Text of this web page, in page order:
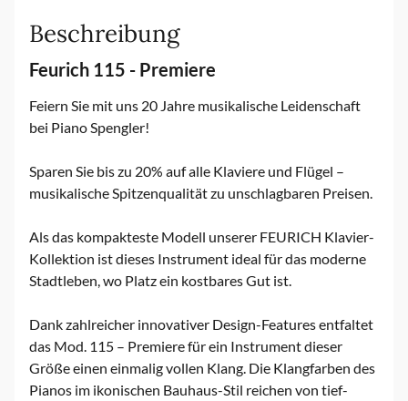
Beschreibung
Feurich 115 - Premiere
Feiern Sie mit uns 20 Jahre musikalische Leidenschaft
bei Piano Spengler!
Sparen Sie bis zu 20% auf alle Klaviere und Flügel –
musikalische Spitzenqualität zu unschlagbaren Preisen.
Als das kompakteste Modell unserer FEURICH Klavier-
Kollektion ist dieses Instrument ideal für das moderne
Stadtleben, wo Platz ein kostbares Gut ist.
Dank zahlreicher innovativer Design-Features entfaltet
das Mod. 115 – Premiere für ein Instrument dieser
Größe einen einmalig vollen Klang. Die Klangfarben des
Pianos im ikonischen Bauhaus-Stil reichen von tief-